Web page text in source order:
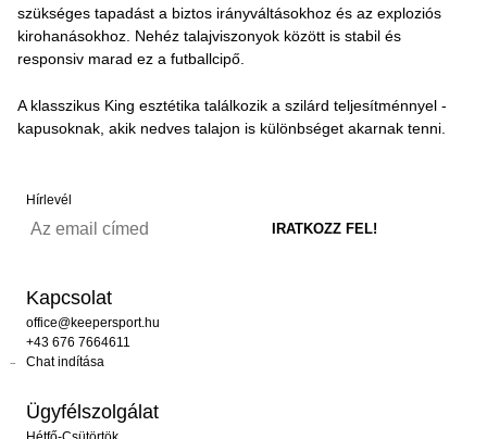
szükséges tapadást a biztos irányváltásokhoz és az exploziós
kirohanásokhoz. Nehéz talajviszonyok között is stabil és
responsiv marad ez a futballcipő.
A klasszikus King esztétika találkozik a szilárd teljesítménnyel -
kapusoknak, akik nedves talajon is különbséget akarnak tenni.
Hírlevél
Kapcsolat
office@keepersport.hu
+43 676 7664611
Chat indítása
Ügyfélszolgálat